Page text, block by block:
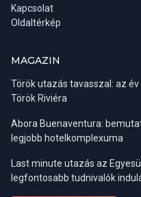
Régiók:
Belek, Side, Alanya
Kapcsolat
Oldaltérkép
MAGAZIN
Török utazás tavasszal: az
Török Riviéra
Abora Buenaventura:
legjobb hotelkomplexuma
Last minute utazás az
legfontosabb tudnivalók